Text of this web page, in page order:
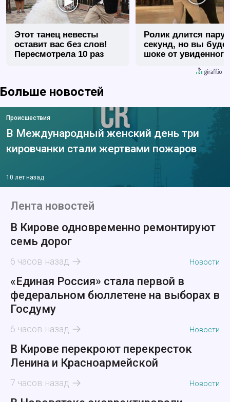
Этот танец невесты
оставит вас без слов!
Пересмотрела 10 раз
Ролик длится пару
секунд, но вы
шоке от увиденного
Больше новостей
Происшествия
В Международный женский день три
кировчанки стали жертвами пожаров
10 лет назад
Лента новостей
В Кирове одновременно ремонтируют
семь дорог
6 часов назад Новости
«Единая Россия» стала первой в
федеральном бюллетене на выборах в
Госдуму
6 часов назад Новости
В Кирове перекроют перекресток
Ленина и Красноармейской
7 часов назад Новости